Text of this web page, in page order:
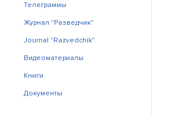
Телеграммы
Журнал "Разведчик"
Journal "Razvedchik"
Видеоматериалы
Книги
Документы